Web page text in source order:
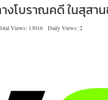
โบราณคดี ในสุสา
Views: 13016 Daily Views: 2